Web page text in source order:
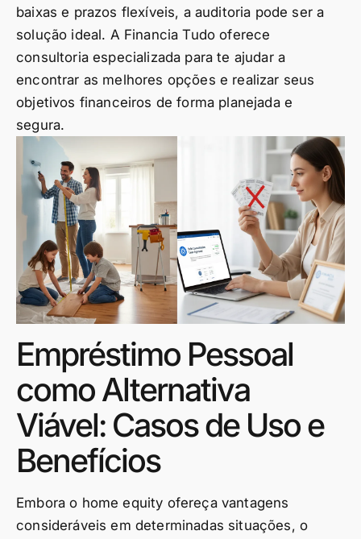
baixas e prazos flexíveis, a auditoria pode ser a
solução ideal. A Financia Tudo oferece
consultoria especializada para te ajudar a
encontrar as melhores opções e realizar seus
objetivos financeiros de forma planejada e
segura.
Empréstimo Pessoal
como Alternativa
Viável: Casos de Uso e
Benefícios
Embora o home equity ofereça vantagens
consideráveis em determinadas situações, o